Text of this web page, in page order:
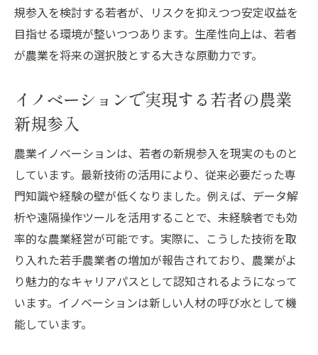
規参入を検討する若者が、リスクを抑えつつ安定収益を
目指せる環境が整いつつあります。生産性向上は、若者
が農業を将来の選択肢とする大きな原動力です。
イノベーションで実現する若者の農業
新規参入
農業イノベーションは、若者の新規参入を現実のものと
しています。最新技術の活用により、従来必要だった専
門知識や経験の壁が低くなりました。例えば、データ解
析や遠隔操作ツールを活用することで、未経験者でも効
率的な農業経営が可能です。実際に、こうした技術を取
り入れた若手農業者の増加が報告されており、農業がよ
り魅力的なキャリアパスとして認知されるようになって
います。イノベーションは新しい人材の呼び水として機
能しています。